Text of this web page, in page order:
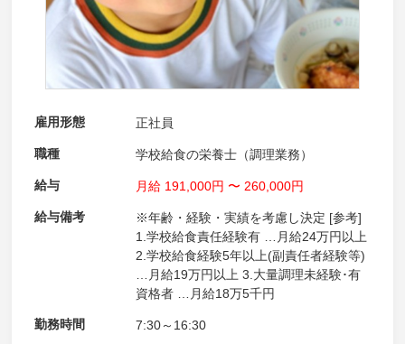
雇用形態 正社員
職種 学校給食の栄養士（調理業務）
給与 月給 191,000円 〜 260,000円
給与備考
※年齢・経験・実績を考慮し決定 [参考]
1.学校給食責任経験有 …月給24万円以上
2.学校給食経験5年以上(副責任者経験等)
…月給19万円以上 3.大量調理未経験･有
資格者 …月給18万5千円
勤務時間 7:30～16:30